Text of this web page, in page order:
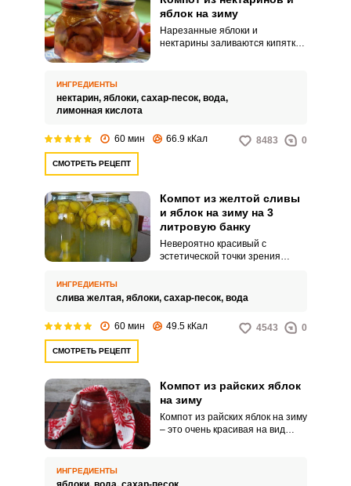
яблок на зиму
Нарезанные яблоки и
нектарины заливаются кипятком
добавляется сахар и всё
доводится до кипения.
ИНГРЕДИЕНТЫ
нектарин, яблоки, сахар-песок, вода,
лимонная кислота
60 мин 66.9 кКал 8483 0
СМОТРЕТЬ РЕЦЕПТ
Компот из желтой сливы
и яблок на зиму на 3
литровую банку
Невероятно красивый с
эстетической точки зрения
слива вместе с сочными
заменой привозным фруктам и
покупным сокам.
ИНГРЕДИЕНТЫ
слива желтая, яблоки, сахар-песок, вода
60 мин 49.5 кКал 4543 0
СМОТРЕТЬ РЕЦЕПТ
Компот из райских яблок
на зиму
Компот из райских яблок на зиму
– это очень красивая на вид
довольно простой и исходя из
ИНГРЕДИЕНТЫ